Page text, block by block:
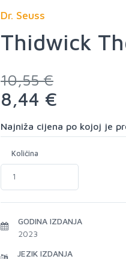
Dr. Seuss
Thidwick
10,55 €
8,44 €
Najniža cijena po kojoj je
Količina
GODINA IZDANJA
2023
JEZIK IZDANJA